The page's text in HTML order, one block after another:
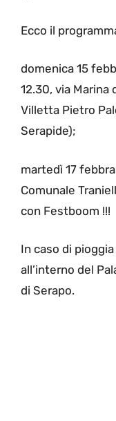
Ecco il
domenica 15
12.30, via Marina
Villetta Pietro
Serapide);
martedì 17
Comunale
con Festboom !!!
In caso di
all’interno del
di Serapo.